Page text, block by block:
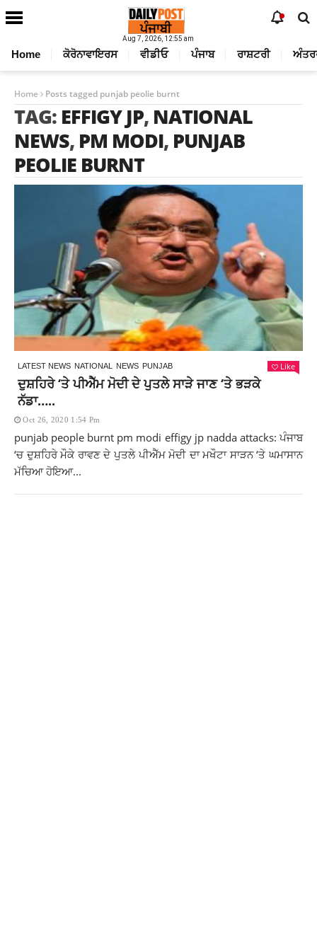
Aug 7, 2026, 12:55 am
Home ਕੋਰੋਨਾਵਾਇਰਸ ਵੀਡੀਓ ਪੰਜਾਬ ਰਾਸ਼ਟਰੀ
Home Posts tagged punjab peolie burnt
TAG: EFFIGY JP, NATIONAL
NEWS, PM MODI, PUNJAB
PEOLIE BURNT
LATEST NEWS NATIONAL NEWS PUNJAB Like
ਦੁਸ਼ਹਿਰੇ ‘ਤੇ ਪੀਐੱਮ ਮੋਦੀ ਦੇ ਪੁਤਲੇ ਸਾੜੇ ਜਾਣ ‘ਤੇ ਭੜਕੇ
ਨੱਡਾ…..
Oct 26, 2020 1:54 Pm
punjab people burnt pm modi effigy jp nadda attacks: ਪੰਜਾਬ
‘ਚ ਦੁਸ਼ਹਿਰੇ ਮੌਕੇ ਰਾਵਣ ਦੇ ਪੁਤਲੇ ਪੀਐੱਮ ਮੋਦੀ ਦਾ ਮਖੌਟਾ ਸਾੜਨ ‘ਤੇ ਘਮਾਸਾਨ
ਮੱਚਿਆ ਹੋਇਆ...